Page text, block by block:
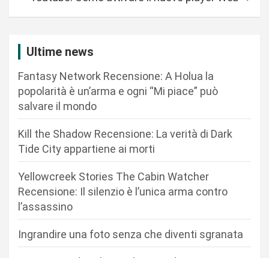
Ultime news
Fantasy Network Recensione: A Holua la
popolarità è un’arma e ogni “Mi piace” può
salvare il mondo
Kill the Shadow Recensione: La verità di Dark
Tide City appartiene ai morti
Yellowcreek Stories The Cabin Watcher
Recensione: Il silenzio è l’unica arma contro
l’assassino
Ingrandire una foto senza che diventi sgranata